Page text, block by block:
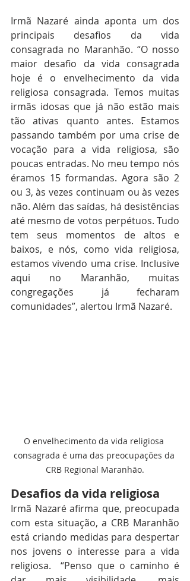
Irmã Nazaré ainda aponta um dos
principais desafios da vida
consagrada no Maranhão. “O nosso
maior desafio da vida consagrada
hoje é o envelhecimento da vida
religiosa consagrada. Temos muitas
irmãs idosas que já não estão mais
tão ativas quanto antes. Estamos
passando também por uma crise de
vocação para a vida religiosa, são
poucas entradas. No meu tempo nós
éramos 15 formandas. Agora são 2
ou 3, às vezes continuam ou às vezes
não. Além das saídas, há desistências
até mesmo de votos perpétuos. Tudo
tem seus momentos de altos e
baixos, e nós, como vida religiosa,
estamos vivendo uma crise. Inclusive
aqui no Maranhão, muitas
congregações já fecharam
comunidades”, alertou Irmã Nazaré.
O envelhecimento da vida religiosa
consagrada é uma das preocupações da
CRB Regional Maranhão.
Desafios da vida religiosa
Irmã Nazaré afirma que, preocupada
com esta situação, a CRB Maranhão
está criando medidas para despertar
nos jovens o interesse para a vida
religiosa.  “Penso que o caminho é